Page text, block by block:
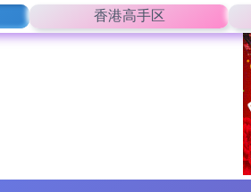
香港高手区